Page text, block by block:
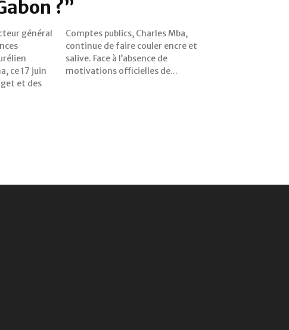
?”
général
ce 17 juin
et des
Mba,
et
de
motivations officielles de...